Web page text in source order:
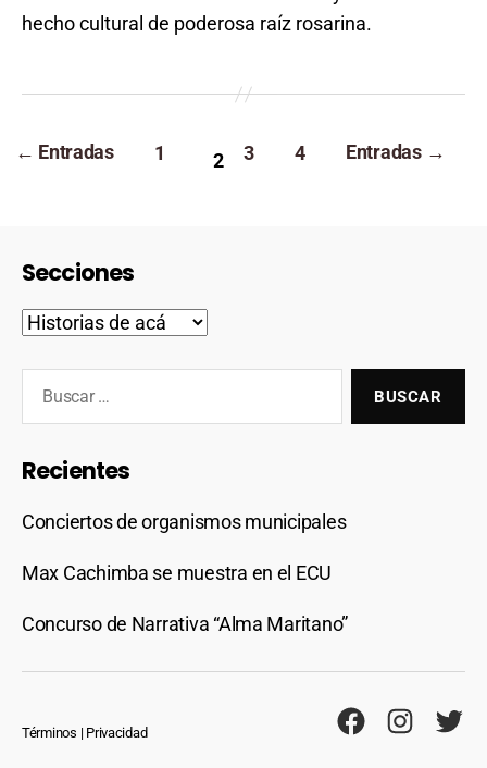
hecho cultural de poderosa raíz rosarina.
← Entradas 1 2 3 4 Entradas →
Secciones
Recientes
Conciertos de organismos municipales
Max Cachimba se muestra en el ECU
Concurso de Narrativa “Alma Maritano”
Términos | Privacidad